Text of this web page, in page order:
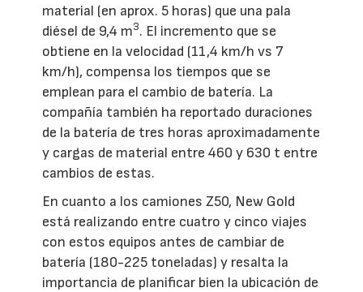
material (en aprox. 5 horas) que una pala
diésel de 9,4 m3. El incremento que se
obtiene en la velocidad (11,4 km/h vs 7
km/h), compensa los tiempos que se
emplean para el cambio de batería. La
compañía también ha reportado duraciones
de la batería de tres horas aproximadamente
y cargas de material entre 460 y 630 t entre
cambios de estas.
En cuanto a los camiones Z50, New Gold
está realizando entre cuatro y cinco viajes
con estos equipos antes de cambiar de
batería (180-225 toneladas) y resalta la
importancia de planificar bien la ubicación de